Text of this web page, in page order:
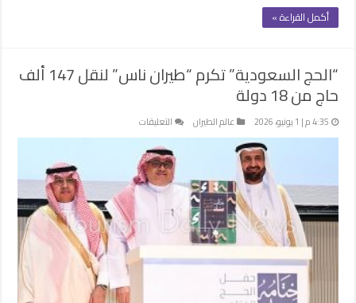
أكمل القراءة »
“الحج السعودية” تكرم “طيران ناس” لنقل 147 ألف
حاج من 18 دولة
4:35 م | 1 يونيو، 2026 عالم الطيران التعليقات
“الحج
تكرم
“طيران
ناس”
لنقل
147
ألف
حاج
من